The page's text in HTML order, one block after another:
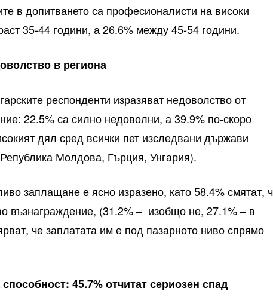
в допитването са професионалисти на високи
35-44 години, а 26.6% между 45-54 години.
в региона
респонденти изразяват недоволство от
22.5% са силно недоволни, а 39.9% по-скоро
дял сред всички пет изследвани държави
Молдова, Гърция, Унгария).
заплащане е ясно изразено, като 58.4% смятат,
възнаграждение, (31.2% – изобщо не, 27.1% – в
че заплатата им е под пазарното ниво спрямо
45.7% отчитат сериозен спад